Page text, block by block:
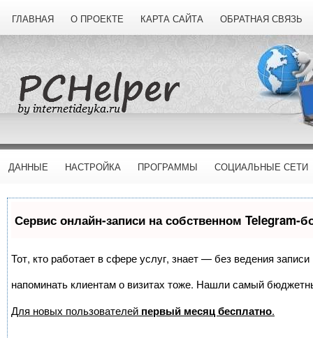
ГЛАВНАЯ О ПРОЕКТЕ КАРТА САЙТА ОБРАТНАЯ СВЯЗЬ
ДАННЫЕ НАСТРОЙКА ПРОГРАММЫ СОЦИАЛЬНЫЕ СЕТИ
Сервис онлайн-записи на собственном Telegram-
Тот, кто работает в сфере услуг, знает — без ведения
напоминать клиентам о визитах тоже. Нашли самый
Для новых пользователей первый месяц бесплатно.